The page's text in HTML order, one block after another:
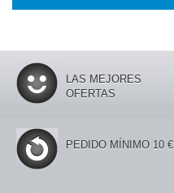
LAS MEJORES
OFERTAS
PEDIDO MÍNIMO 10 €